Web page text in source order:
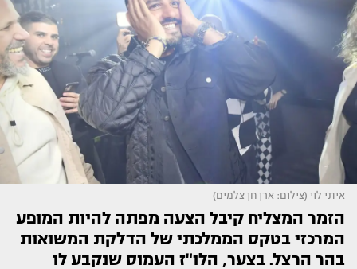
איתי לוי (צילום: ארן חן צלמים)
הזמר המצליח קיבל הצעה מפתה להיות המופע
המרכזי בטקס הממלכתי של הדלקת המשואות
בהר הרצל. בצער, הלו"ז העמוס שנקבע לו